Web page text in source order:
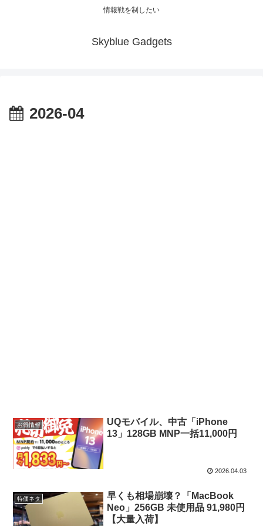
情報戦を制したい
Skyblue Gadgets
2026-04
お得情報
UQモバイル、中古「iPhone
13」128GB MNP一括11,000円
2026.04.03
特価ネタ
早くも相場崩壊？「MacBook
Neo」256GB 未使用品 91,980円
【大量入荷】